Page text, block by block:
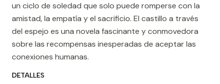
un ciclo de soledad que solo puede romperse con la
amistad, la empatía y el sacrificio. El castillo a través
del espejo es una novela fascinante y conmovedora
sobre las recompensas inesperadas de aceptar las
conexiones humanas.
DETALLES